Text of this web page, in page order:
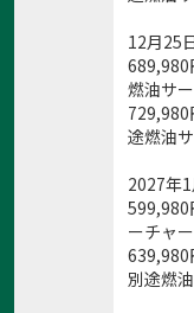
12月25
689,980
燃油サ
729,980
途燃油
2027年
599,980
ーチャ
639,980
別途燃